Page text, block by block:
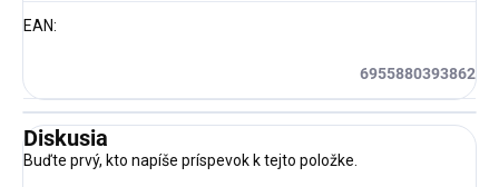
EAN:
6955880393862
Diskusia
Buďte prvý, kto napíše príspevok k tejto položke.